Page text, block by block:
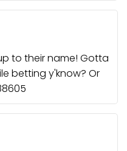
to their name! Gotta
betting y'know? Or